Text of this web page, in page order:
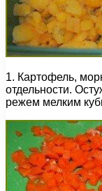
1. Картофель,
отдельности.
режем мелким